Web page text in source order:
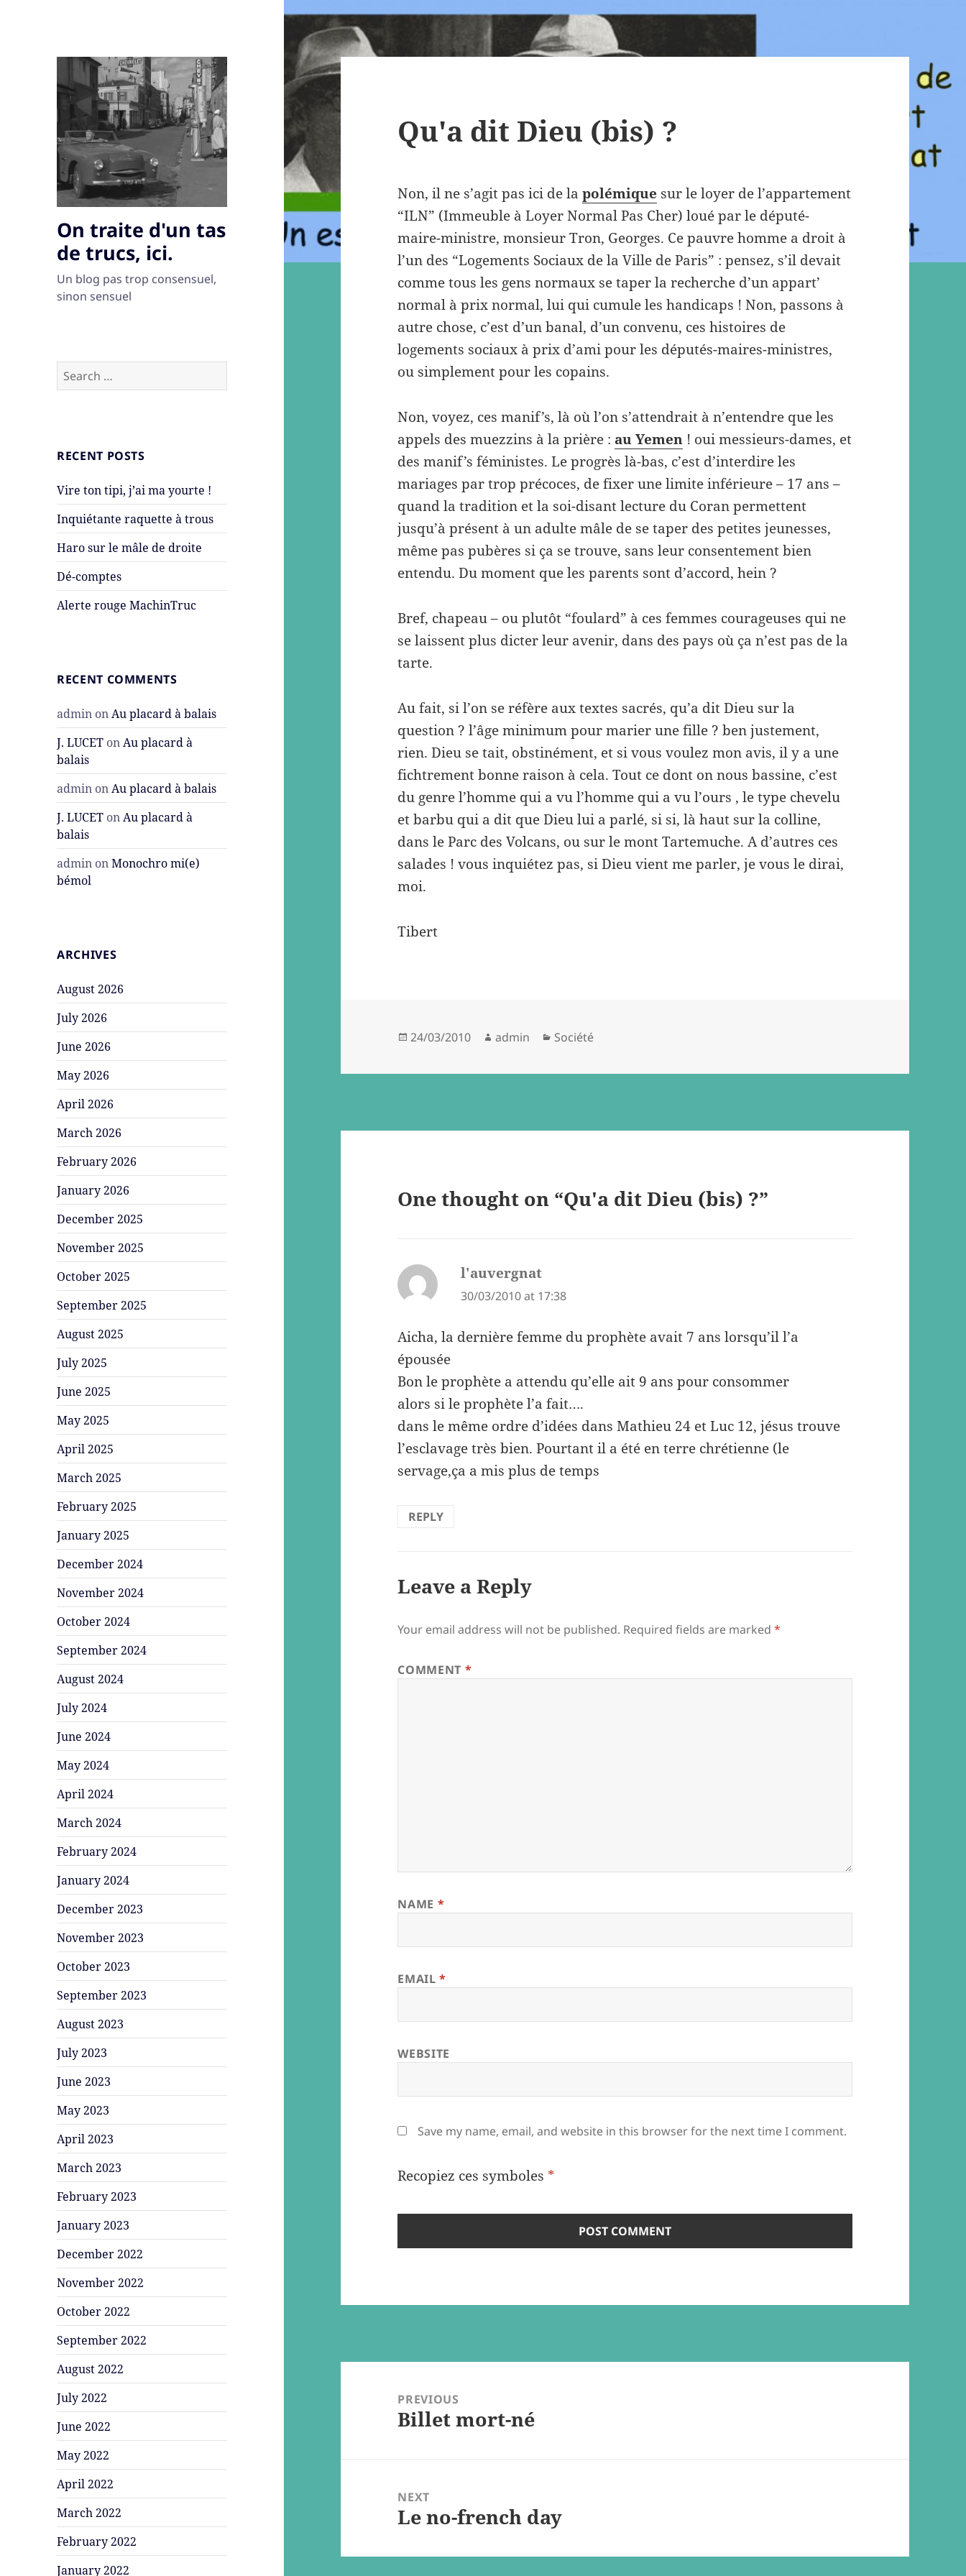
On traite d'un tas
de trucs, ici.
Un blog pas trop consensuel,
sinon sensuel
Search
for:
RECENT POSTS
Vire ton tipi, j’ai ma yourte !
Inquiétante raquette à trous
Haro sur le mâle de droite
Dé-comptes
Alerte rouge MachinTruc
RECENT COMMENTS
admin onAu placard à balais
J. LUCET onAu placard à
balais
admin onAu placard à balais
J. LUCET onAu placard à
balais
admin onMonochro mi(e)
bémol
ARCHIVES
August 2026
July 2026
June 2026
May 2026
April 2026
March 2026
February 2026
January 2026
December 2025
November 2025
October 2025
September 2025
August 2025
July 2025
June 2025
May 2025
April 2025
March 2025
February 2025
January 2025
December 2024
November 2024
October 2024
September 2024
August 2024
July 2024
June 2024
May 2024
April 2024
March 2024
February 2024
January 2024
December 2023
November 2023
October 2023
September 2023
August 2023
July 2023
June 2023
May 2023
April 2023
March 2023
February 2023
January 2023
December 2022
November 2022
October 2022
September 2022
August 2022
July 2022
June 2022
May 2022
April 2022
March 2022
February 2022
January 2022
Qu'a dit Dieu (bis) ?
Non, il ne s’agit pas ici de lapolémique sur le loyer de l’appartement
“ILN” (Immeuble à Loyer Normal Pas Cher) loué par le député-
maire-ministre, monsieur Tron, Georges. Ce pauvre homme a droit à
l’un des “Logements Sociaux de la Ville de Paris” : pensez, s’il devait
comme tous les gens normaux se taper la recherche d’un appart’
normal à prix normal, lui qui cumule les handicaps ! Non, passons à
autre chose, c’est d’un banal, d’un convenu, ces histoires de
logements sociaux à prix d’ami pour les députés-maires-ministres,
ou simplement pour les copains.
Non, voyez, ces manif’s, là où l’on s’attendrait à n’entendre que les
appels des muezzins à la prière : au Yemen ! oui messieurs-dames, et
des manif’s féministes. Le progrès là-bas, c’est d’interdire les
mariages par trop précoces, de fixer une limite inférieure – 17 ans –
quand la tradition et la soi-disant lecture du Coran permettent
jusqu’à présent à un adulte mâle de se taper des petites jeunesses,
même pas pubères si ça se trouve, sans leur consentement bien
entendu. Du moment que les parents sont d’accord, hein ?
Bref, chapeau – ou plutôt “foulard” à ces femmes courageuses qui ne
se laissent plus dicter leur avenir, dans des pays où ça n’est pas de la
tarte.
Au fait, si l’on se réfère aux textes sacrés, qu’a dit Dieu sur la
question ? l’âge minimum pour marier une fille ? ben justement,
rien. Dieu se tait, obstinément, et si vous voulez mon avis, il y a une
fichtrement bonne raison à cela. Tout ce dont on nous bassine, c’est
du genre l’homme qui a vu l’homme qui a vu l’ours , le type chevelu
et barbu qui a dit que Dieu lui a parlé, si si, là haut sur la colline,
dans le Parc des Volcans, ou sur le mont Tartemuche. A d’autres ces
salades ! vous inquiétez pas, si Dieu vient me parler, je vous le dirai,
moi.
Tibert
Posted
24/03/2010 Author
admin Categories
Société
One thought on “Qu'a dit Dieu (bis) ?”
l'auvergnat
30/03/2010 at 17:38
Aicha, la dernière femme du prophète avait 7 ans lorsqu’il l’a
épousée
Bon le prophète a attendu qu’elle ait 9 ans pour consommer
alors si le prophète l’a fait….
dans le même ordre d’idées dans Mathieu 24 et Luc 12, jésus trouve
l’esclavage très bien. Pourtant il a été en terre chrétienne (le
servage,ça a mis plus de temps
REPLY
Leave a Reply
Your email address will not be published. Required fields are marked*
COMMENT *
NAME *
EMAIL*
WEBSITE
Save my name, email, and website in this browser for the next time I comment.
Recopiez ces symboles *
navigationPREVIOUS
Previous
Billet mort-né
NEXT
Next
Le no-french day